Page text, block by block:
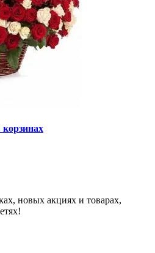
новых акциях и товарах,